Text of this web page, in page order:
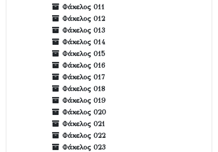
Φάκελος 011
Φάκελος 012
Φάκελος 013
Φάκελος 014
Φάκελος 015
Φάκελος 016
Φάκελος 017
Φάκελος 018
Φάκελος 019
Φάκελος 020
Φάκελος 021
Φάκελος 022
Φάκελος 023